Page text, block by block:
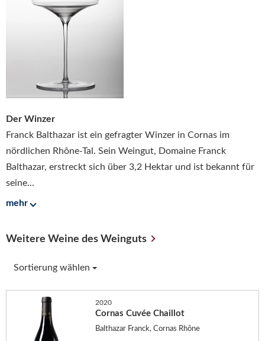
Der Winzer
Franck Balthazar ist ein gefragter Winzer in Cornas im
nördlichen Rhône-Tal. Sein Weingut, Domaine Franck
Balthazar, erstreckt sich über 3,2 Hektar und ist bekannt für
seine...
mehr
Weitere Weine des Weinguts
Sortierung wählen
2020
Cornas Cuvée Chaillot
Balthazar Franck, Cornas Rhône